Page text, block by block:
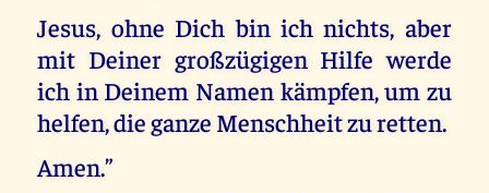
Jesus, ohne Dich bin ich nichts, aber
mit Deiner großzügigen Hilfe werde
ich in Deinem Namen kämpfen, um zu
helfen, die ganze Menschheit zu retten.
Amen.”